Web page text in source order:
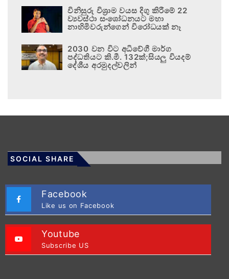
විනිසුරු විශ්‍රාම වයස දිගු කිරීමේ 22
ව්‍යවස්ථා සංශෝධනයට මහා
නාහිමිවරුන්ගෙන් විරෝධයක් නෑ
2030 වන විට අධිවේගී මාර්ග
පද්ධතියට කි.මී. 132ක්;සියලු වියදම්
දේශීය අරමුදල්වලින්
SOCIAL SHARE
Facebook
Like us on Facebook
Youtube
Subscribe US